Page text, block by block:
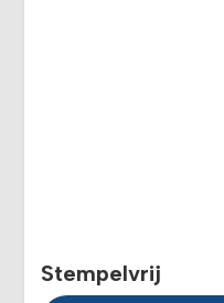
Stempelvrij